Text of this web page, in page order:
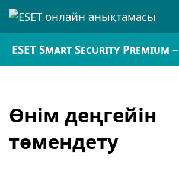
ESET Smart Security
Өнім деңгейін
төмендету